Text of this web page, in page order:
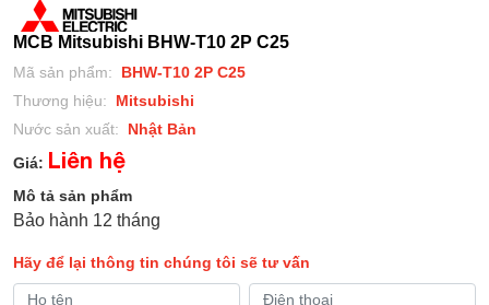
MCB Mitsubishi BHW-T10 2P C25
Mã sản phẩm:
BHW-T10 2P C25
Thương hiệu:
Mitsubishi
Nước sản xuất:
Nhật Bản
Giá: Liên hệ
Mô tả sản phẩm
Bảo hành 12 tháng
Hãy để lại thông tin chúng tôi sẽ tư vấn